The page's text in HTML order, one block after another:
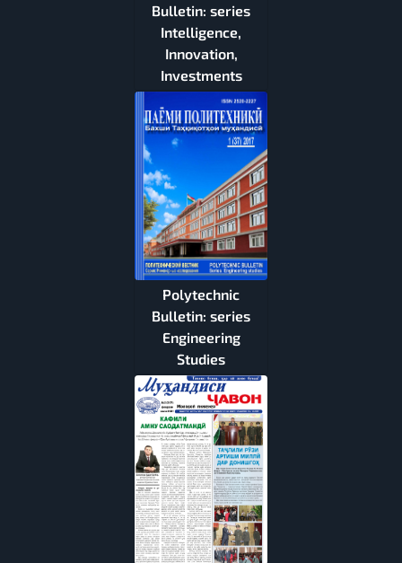
Bulletin: series
Intelligence,
Innovation,
Investments
Polytechnic
Bulletin: series
Engineering
Studies